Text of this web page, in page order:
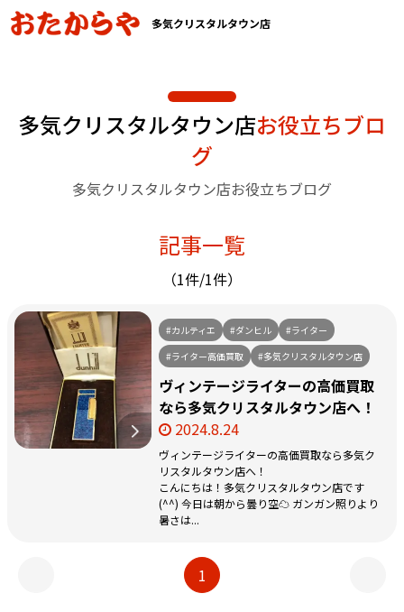
多気クリスタルタウン店
多気クリスタルタウン店お役立ちブロ
グ
多気クリスタルタウン店お役立ちブログ
記事一覧
（1件/1件）
#カルティエ #ダンヒル
#ライター
#ライター高価買取
#多気クリスタルタウン店
ヴィンテージライターの高価買取
なら多気クリスタルタウン店へ！
2024.8.24
ヴィンテージライターの高価買取なら多気ク
リスタルタウン店へ！
こんにちは！多気クリスタルタウン店です
(^^) 今日は朝から曇り空☁ ガンガン照りより
暑さは...
1